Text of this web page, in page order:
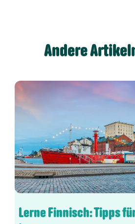
Andere
Lerne Finnisch: Tipps